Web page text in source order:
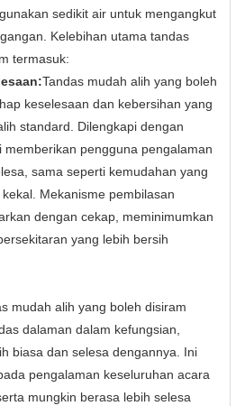
sedikit air untuk mengangkut
Kelebihan utama tandas
termasuk:
Tandas mudah alih yang boleh
keselesaan dan kebersihan yang
standard. Dilengkapi dengan
pengguna pengalaman
sama seperti kemudahan yang
Mekanisme pembilasan
dengan cekap, meminimumkan
yang lebih bersih
mudah alih yang boleh disiram
dalaman dalam kefungsian,
biasa dan selesa dengannya. Ini
pengalaman keseluruhan acara
mungkin berasa lebih selesa